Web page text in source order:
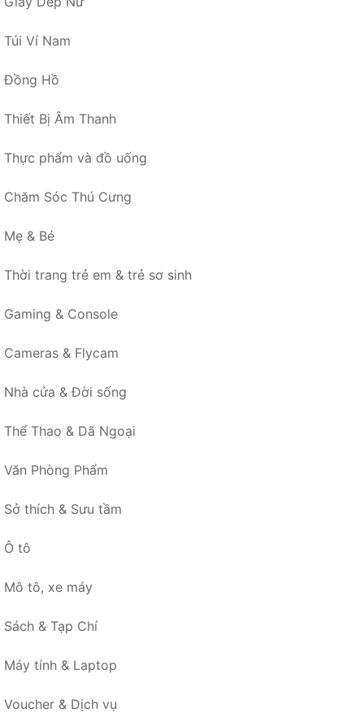
Túi Ví Nam
Đồng Hồ
Thiết Bị Âm Thanh
Thực phẩm và đồ uống
Chăm Sóc Thú Cưng
Mẹ & Bé
Thời trang trẻ em & trẻ sơ sinh
Gaming & Console
Cameras & Flycam
Nhà cửa & Đời sống
Thể Thao & Dã Ngoại
Văn Phòng Phẩm
Sở thích & Sưu tầm
Ô tô
Mô tô, xe máy
Sách & Tạp Chí
Máy tính & Laptop
Voucher & Dịch vụ